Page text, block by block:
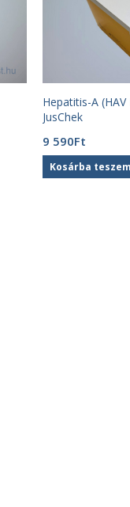
Hepatitis-A
JusChek
9 590Ft
Kosárba teszem